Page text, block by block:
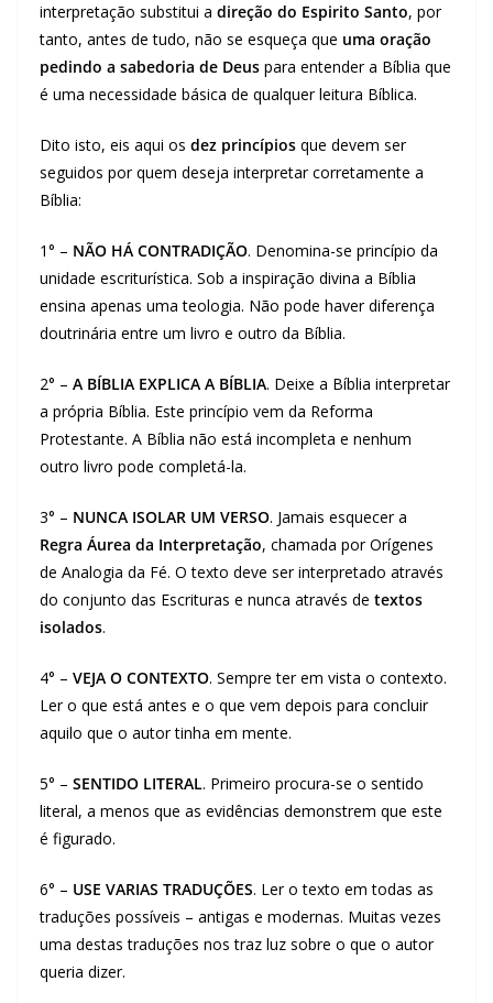
interpretação substitui a direção do Espirito Santo, por
tanto, antes de tudo, não se esqueça que uma oração
pedindo a sabedoria de Deus para entender a Bíblia que
é uma necessidade básica de qualquer leitura Bíblica.
Dito isto, eis aqui os dez princípios que devem ser
seguidos por quem deseja interpretar corretamente a
Bíblia:
1° – NÃO HÁ CONTRADIÇÃO. Denomina-se princípio da
unidade escriturística. Sob a inspiração divina a Bíblia
ensina apenas uma teologia. Não pode haver diferença
doutrinária entre um livro e outro da Bíblia.
2° – A BÍBLIA EXPLICA A BÍBLIA. Deixe a Bíblia interpretar
a própria Bíblia. Este princípio vem da Reforma
Protestante. A Bíblia não está incompleta e nenhum
outro livro pode completá-la.
3° – NUNCA ISOLAR UM VERSO. Jamais esquecer a
Regra Áurea da Interpretação, chamada por Orígenes
de Analogia da Fé. O texto deve ser interpretado através
do conjunto das Escrituras e nunca através de textos
isolados.
4° – VEJA O CONTEXTO. Sempre ter em vista o contexto.
Ler o que está antes e o que vem depois para concluir
aquilo que o autor tinha em mente.
5° – SENTIDO LITERAL. Primeiro procura-se o sentido
literal, a menos que as evidências demonstrem que este
é figurado.
6° – USE VARIAS TRADUÇÕES. Ler o texto em todas as
traduções possíveis – antigas e modernas. Muitas vezes
uma destas traduções nos traz luz sobre o que o autor
queria dizer.